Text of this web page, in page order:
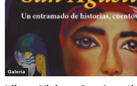
Galeria